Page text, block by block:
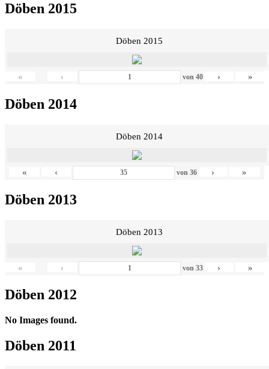
Döben 2015
Döben 2015
« ‹ von 40 › »
Döben 2014
Döben 2014
« ‹ von 36 › »
Döben 2013
Döben 2013
« ‹ von 33 › »
Döben 2012
No Images found.
Döben 2011